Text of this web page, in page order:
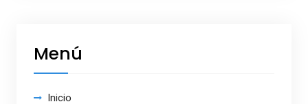
Menú
Inicio